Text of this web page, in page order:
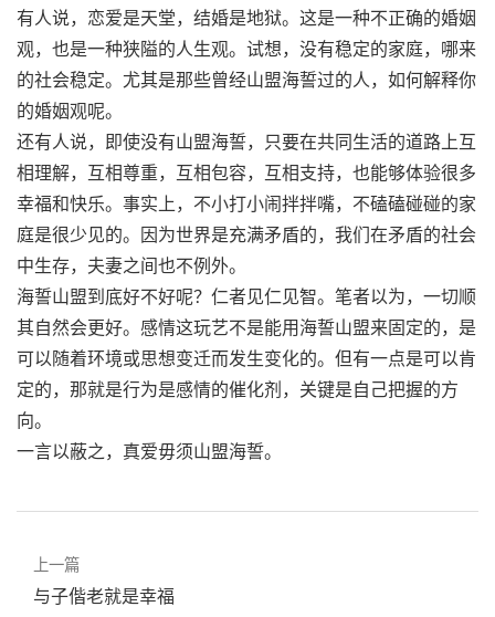
有人说，恋爱是天堂，结婚是地狱。这是一种不正确的婚姻
观，也是一种狭隘的人生观。试想，没有稳定的家庭，哪来
的社会稳定。尤其是那些曾经山盟海誓过的人，如何解释你
的婚姻观呢。
还有人说，即使没有山盟海誓，只要在共同生活的道路上互
相理解，互相尊重，互相包容，互相支持，也能够体验很多
幸福和快乐。事实上，不小打小闹拌拌嘴，不磕磕碰碰的家
庭是很少见的。因为世界是充满矛盾的，我们在矛盾的社会
中生存，夫妻之间也不例外。
海誓山盟到底好不好呢？仁者见仁见智。笔者以为，一切顺
其自然会更好。感情这玩艺不是能用海誓山盟来固定的，是
可以随着环境或思想变迁而发生变化的。但有一点是可以肯
定的，那就是行为是感情的催化剂，关键是自己把握的方
向。
一言以蔽之，真爱毋须山盟海誓。
上一篇
与子偕老就是幸福